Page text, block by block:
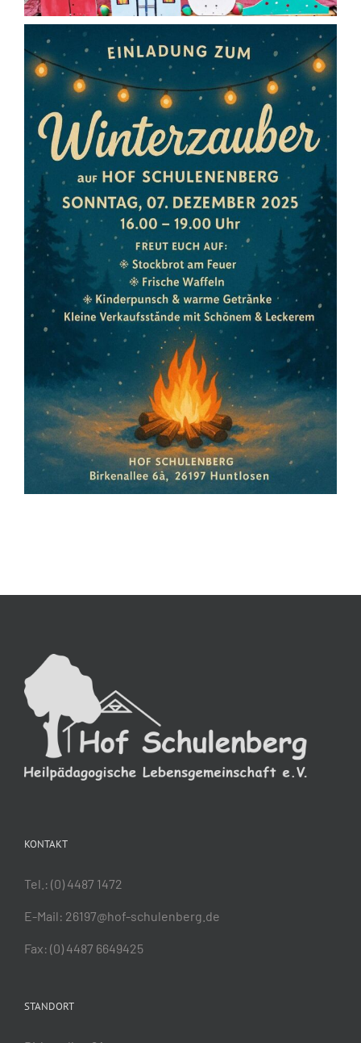
KONTAKT
Tel.: (0) 4487 1472
E-Mail: 26197@hof-schulenberg.de
Fax: (0) 4487 6649425
STANDORT